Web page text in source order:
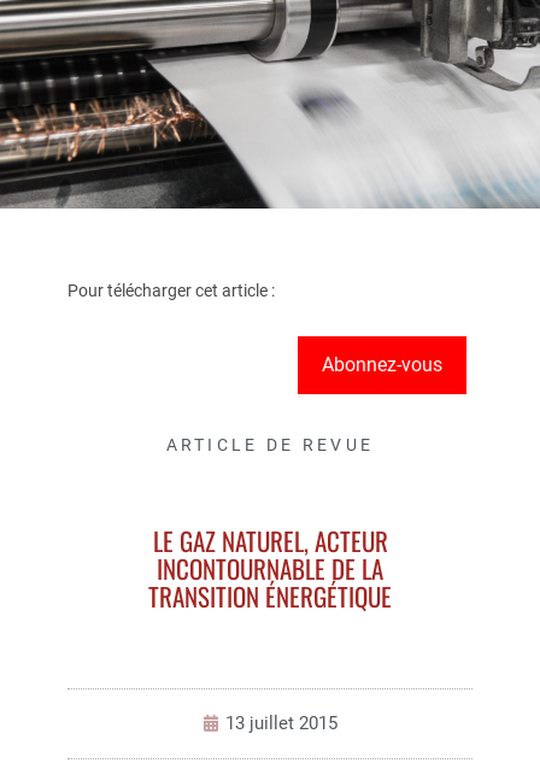
Pour télécharger cet article :
Abonnez-vous
ARTICLE DE REVUE
LE GAZ NATUREL, ACTEUR
INCONTOURNABLE DE LA
TRANSITION ÉNERGÉTIQUE
13 juillet 2015